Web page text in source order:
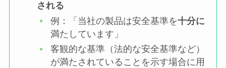
される
例：「当社の製品は安全基準を十分に
満たしています」
客観的な基準（法的な安全基準など）
が満たされていることを示す場合に用